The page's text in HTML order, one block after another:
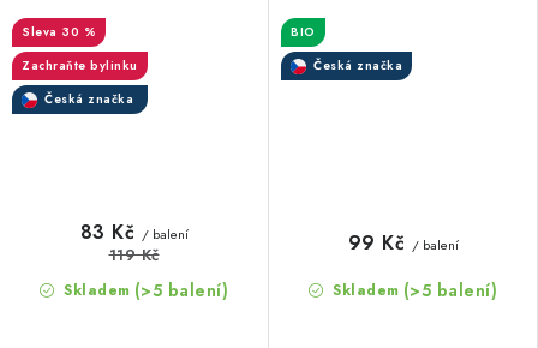
30 %
Zachraňte bylinku
Česká značka
Skladem (>5 balení)
83 Kč / balení
119 Kč
BIO
Česká značka
Skladem (>5 balení)
99 Kč / balení